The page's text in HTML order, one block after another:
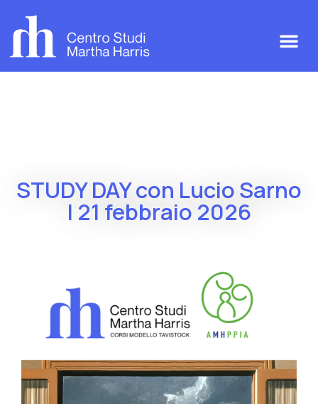
STUDY DAY con Lucio Sarno
| 21 febbraio 2026